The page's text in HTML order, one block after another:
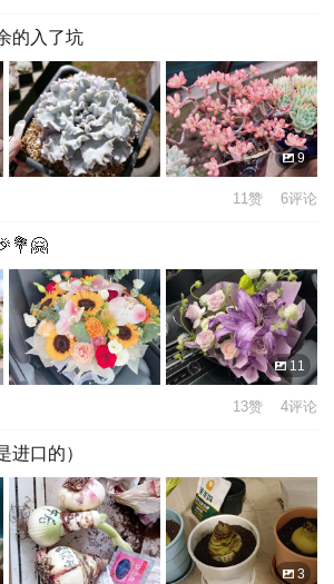
的入了坑
9
11赞 6评论
11
13赞 4评论
进口的）
3